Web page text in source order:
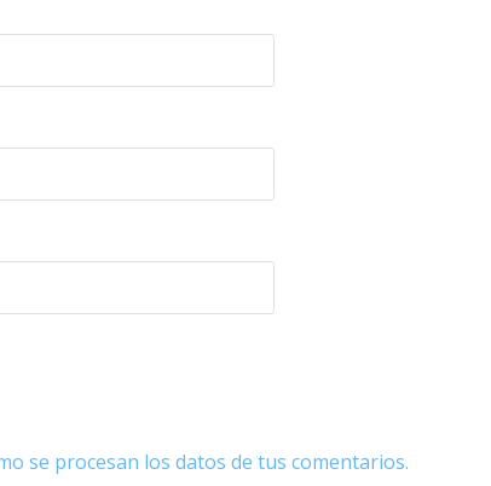
se procesan los datos de tus comentarios.